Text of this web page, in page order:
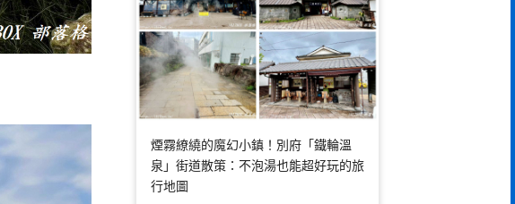
煙霧繚繞的魔幻小鎮！別府「鐵輪溫
泉」街道散策：不泡湯也能超好玩的旅
行地圖